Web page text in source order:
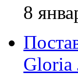
8
Gloria